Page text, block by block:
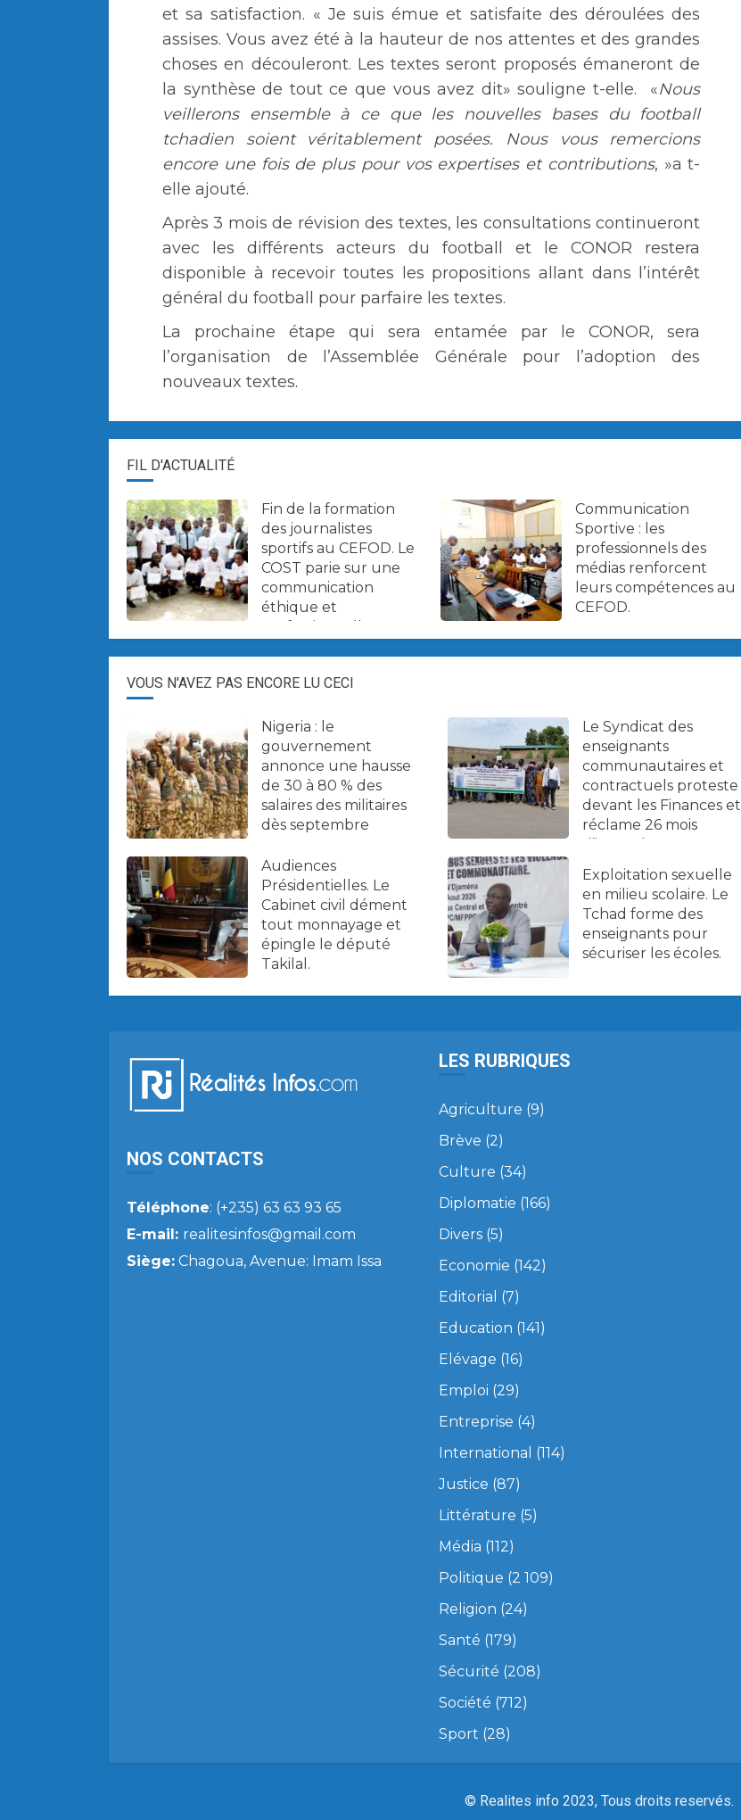
et sa satisfaction. « Je suis émue et satisfaite des déroulées des
assises. Vous avez été à la hauteur de nos attentes et des grandes
choses en découleront. Les textes seront proposés émaneront de
la synthèse de tout ce que vous avez dit» souligne t-elle. «Nous
veillerons ensemble à ce que les nouvelles bases du football
tchadien soient véritablement posées. Nous vous remercions
encore une fois de plus pour vos expertises et contributions, »a t-
elle ajouté.
Après 3 mois de révision des textes, les consultations continueront
avec les différents acteurs du football et le CONOR restera
disponible à recevoir toutes les propositions allant dans l’intérêt
général du football pour parfaire les textes.
La prochaine étape qui sera entamée par le CONOR, sera
l’organisation de l’Assemblée Générale pour l’adoption des
nouveaux textes.
FIL D'ACTUALITÉ
Fin de la formation
des journalistes
sportifs au CEFOD. Le
COST parie sur une
communication
éthique et
professionnelle.
Communication
Sportive : les
professionnels des
médias renforcent
leurs compétences au
CEFOD.
VOUS N'AVEZ PAS ENCORE LU CECI
Nigeria : le
gouvernement
annonce une hausse
de 30 à 80 % des
salaires des militaires
dès septembre
Le Syndicat des
enseignants
communautaires et
contractuels proteste
devant les Finances et
réclame 26 mois
d’impayés.
Audiences
Présidentielles. Le
Cabinet civil dément
tout monnayage et
épingle le député
Takilal.
Exploitation sexuelle
en milieu scolaire. Le
Tchad forme des
enseignants pour
sécuriser les écoles.
NOS CONTACTS
Téléphone: (+235) 63 63 93 65
E-mail: realitesinfos@gmail.com
Siège: Chagoua, Avenue: Imam Issa
LES RUBRIQUES
Agriculture (9)
Brève (2)
Culture (34)
Diplomatie (166)
Divers(5)
Economie (142)
Editorial (7)
Education (141)
Elévage (16)
Emploi (29)
Entreprise (4)
International (114)
Justice (87)
Littérature (5)
Média (112)
Politique (2 109)
Religion (24)
Santé (179)
Sécurité (208)
Société (712)
Sport (28)